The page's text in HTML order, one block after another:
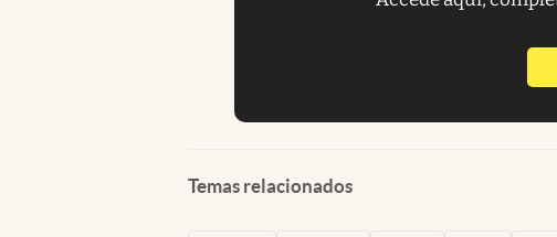
Temas relacionados